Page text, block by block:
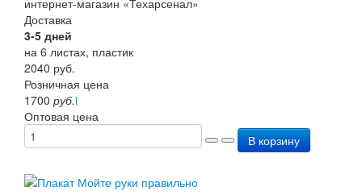
Доставка
3-5 дней
на 6 листах, пластик
2040 руб.
Розничная цена
1700 руб.i
Оптовая цена
В корзину